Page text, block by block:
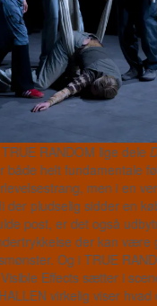
RANDOM lige dele
både helt fundamentale
men i en
der pludselig sidder en
post, er det også
der kan
Og i TRUE
Effects sætter i
virkelig viser